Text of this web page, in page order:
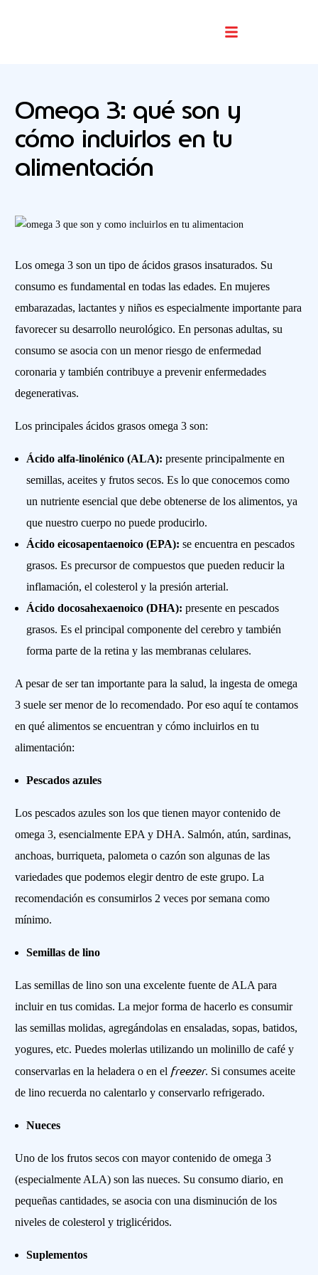
Omega 3: qué son y
cómo incluirlos en tu
alimentación
Los omega 3 son un tipo de ácidos grasos insaturados. Su
consumo es fundamental en todas las edades. En mujeres
embarazadas, lactantes y niños es especialmente importante para
favorecer su desarrollo neurológico. En personas adultas, su
consumo se asocia con un menor riesgo de enfermedad
coronaria y también contribuye a prevenir enfermedades
degenerativas.
Los principales ácidos grasos omega 3 son:
Ácido alfa-linolénico (ALA):presente principalmente en
semillas, aceites y frutos secos. Es lo que conocemos como
un nutriente esencial que debe obtenerse de los alimentos, ya
que nuestro cuerpo no puede producirlo.
Ácido eicosapentaenoico (EPA): se encuentra en pescados
grasos. Es precursor de compuestos que pueden reducir la
inflamación, el colesterol y la presión arterial.
Ácido docosahexaenoico (DHA): presente en pescados
grasos. Es el principal componente del cerebro y también
forma parte de la retina y las membranas celulares.
A pesar de ser tan importante para la salud, la ingesta de omega
3 suele ser menor de lo recomendado. Por eso aquí te contamos
en qué alimentos se encuentran y cómo incluirlos en tu
alimentación:
Pescados azules
Los pescados azules son los que tienen mayor contenido de
omega 3, esencialmente EPA y DHA. Salmón, atún, sardinas,
anchoas, burriqueta, palometa o cazón son algunas de las
variedades que podemos elegir dentro de este grupo. La
recomendación es consumirlos 2 veces por semana como
mínimo.
Semillas de lino
Las semillas de lino son una excelente fuente de ALA para
incluir en tus comidas. La mejor forma de hacerlo es consumir
las semillas molidas, agregándolas en ensaladas, sopas, batidos,
yogures, etc. Puedes molerlas utilizando un molinillo de café y
conservarlas en la heladera o en el freezer. Si consumes aceite
de lino recuerda no calentarlo y conservarlo refrigerado.
Nueces
Uno de los frutos secos con mayor contenido de omega 3
(especialmente ALA) son las nueces. Su consumo diario, en
pequeñas cantidades, se asocia con una disminución de los
niveles de colesterol y triglicéridos.
Suplementos